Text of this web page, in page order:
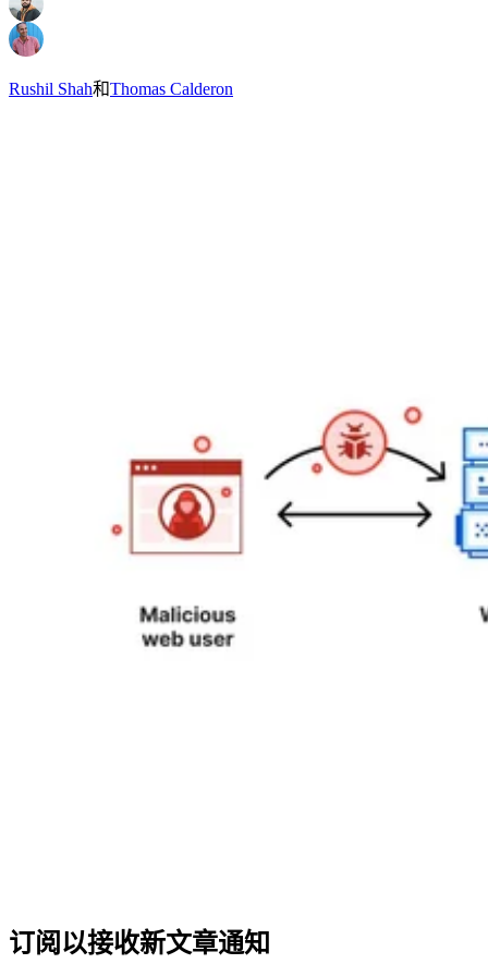
Rushil Shah和Thomas Calderon
订阅以接收新文章通知